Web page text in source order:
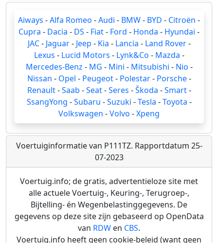
Aiways -Alfa Romeo -Audi - BMW- BYD - Citroën -
Cupra - Dacia - DS - Fiat- Ford - Honda - Hyundai -
JAC- Jaguar- Jeep - Kia - Lancia - Land Rover-
Lexus - Lucid Motors - Lynk&Co - Mazda -
Mercedes-Benz - MG - Mini - Mitsubishi - Nio -
Nissan - Opel - Peugeot- Polestar- Porsche-
Renault-Saab -Seat-Seres -Škoda -Smart-
SsangYong -Subaru -Suzuki -Tesla -Toyota -
Volkswagen -Volvo -Xpeng
Voertuiginformatie van P111TZ. Rapportdatum 25-
07-2023
Voertuig.info; de gratis, advertentieloze site met
alle actuele Voertuig-, Keuring-, Terugroep-,
Bijtelling- én Wegenbelastinggegevens. De
gegevens op deze site zijn gebaseerd op OpenData
van RDW en CBS.
Voertuig.info heeft geen cookie-beleid (want geen